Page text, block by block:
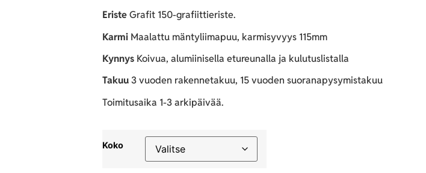
EristeGrafit 150-grafiittieriste.
Karmi Maalattu mäntyliimapuu, karmisyvyys 115mm
Kynnys Koivua, alumiinisella etureunalla ja kulutuslistalla
Takuu3 vuoden rakennetakuu, 15 vuoden suoranapysymistakuu
Toimitusaika 1-3 arkipäivää.
Koko